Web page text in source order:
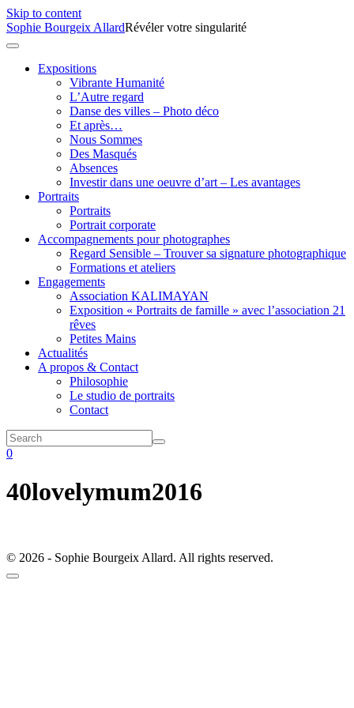
Skip to content
Sophie Bourgeix AllardRévéler votre singularité
Expositions
Vibrante Humanité
L’Autre regard
Danse des villes – Photo déco
Et après…
Nous Sommes
Des Masqués
Absences
Investir dans une oeuvre d’art – Les avantages
Portraits
Portraits
Portrait corporate
Accompagnements pour photographes
Regard Sensible – Trouver sa signature photographique
Formations et ateliers
Engagements
Association KALIMAYAN
Exposition « Portraits de famille » avec l’association 21
rêves
Petites Mains
Actualités
A propos & Contact
Philosophie
Le studio de portraits
Contact
0
40lovelymum2016
© 2026 - Sophie Bourgeix Allard. All rights reserved.